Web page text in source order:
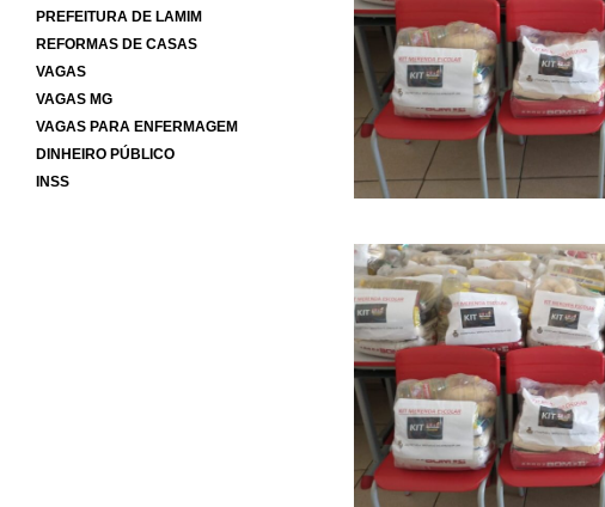
PREFEITURA DE LAMIM
REFORMAS DE CASAS
VAGAS
VAGAS MG
VAGAS PARA ENFERMAGEM
DINHEIRO PÚBLICO
INSS